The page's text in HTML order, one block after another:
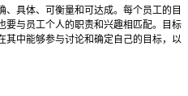
、具体、可衡量和可达成。每个员工的目
要与员工个人的职责和兴趣相匹配。目标
其中能够参与讨论和确定自己的目标，以